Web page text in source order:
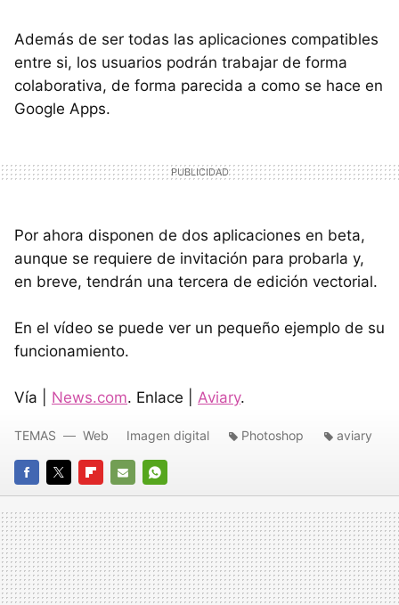
Además de ser todas las aplicaciones compatibles
entre si, los usuarios podrán trabajar de forma
colaborativa, de forma parecida a como se hace en
Google Apps.
Por ahora disponen de dos aplicaciones en beta,
aunque se requiere de invitación para probarla y,
en breve, tendrán una tercera de edición vectorial.
En el vídeo se puede ver un pequeño ejemplo de su
funcionamiento.
Vía | News.com. Enlace | Aviary.
FACEBOOK
TWITTERFLIPBOARD
E-
MAIL
WHATSAPP
TEMAS Web Imagen digital Photoshop aviary